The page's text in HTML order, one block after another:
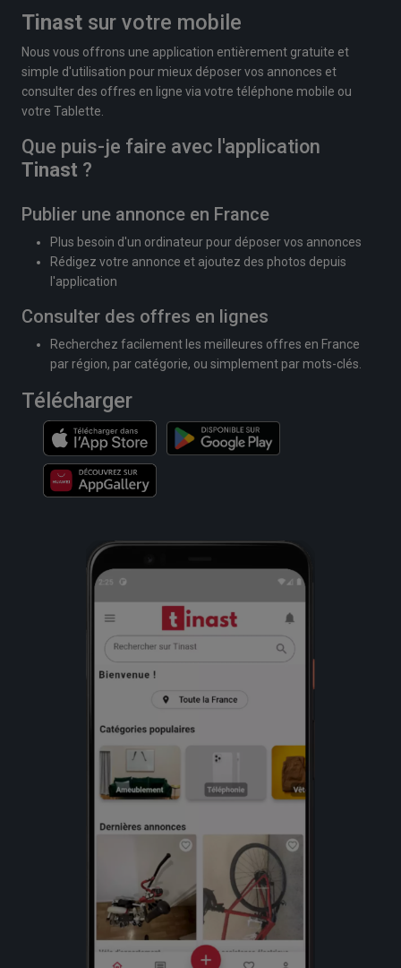
Tinast sur votre mobile
Nous vous offrons une application entièrement gratuite et
simple d'utilisation pour mieux déposer vos annonces et
consulter des offres en ligne via votre téléphone mobile ou
votre Tablette.
Que puis-je faire avec l'application
Tinast ?
Publier une annonce en France
Plus besoin d'un ordinateur pour déposer vos annonces
Rédigez votre annonce et ajoutez des photos depuis
l'application
Consulter des offres en lignes
Recherchez facilement les meilleures offres en France
par région, par catégorie, ou simplement par mots-clés.
Télécharger